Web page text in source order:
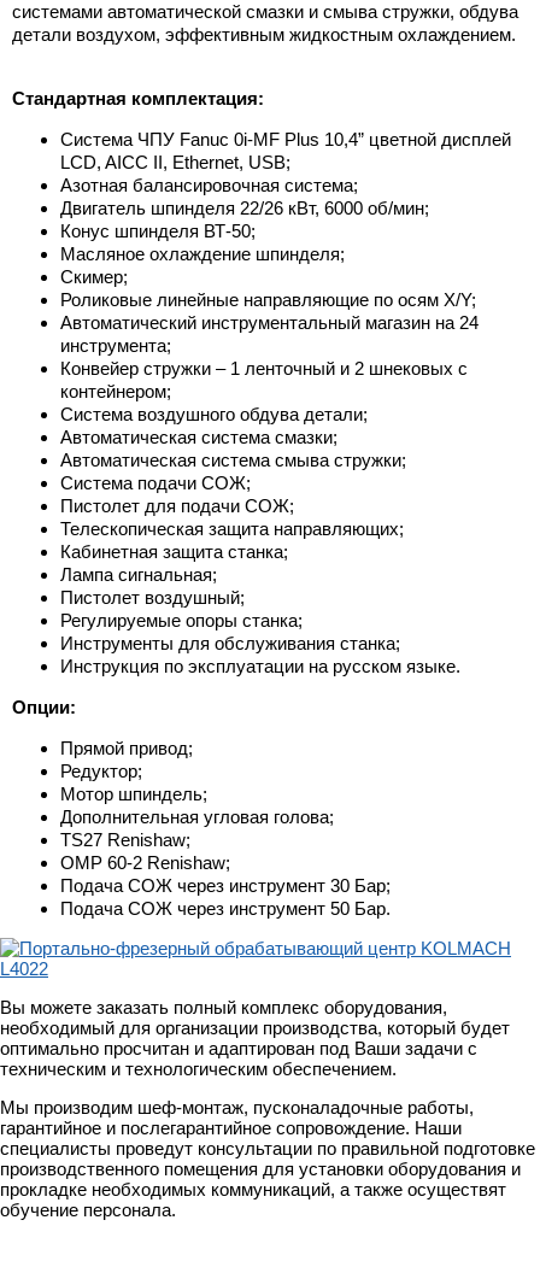
системами автоматической смазки и смыва стружки, обдува
детали воздухом, эффективным жидкостным охлаждением.
Стандартная комплектация:
Система ЧПУ Fanuc 0i-MF Plus 10,4” цветной дисплей
LCD, AICC II, Ethernet, USB;
Азотная балансировочная система;
Двигатель шпинделя 22/26 кВт, 6000 об/мин;
Конус шпинделя ВТ-50;
Масляное охлаждение шпинделя;
Скимер;
Роликовые линейные направляющие по осям X/Y;
Автоматический инструментальный магазин на 24
инструмента;
Конвейер стружки – 1 ленточный и 2 шнековых с
контейнером;
Система воздушного обдува детали;
Автоматическая система смазки;
Автоматическая система смыва стружки;
Система подачи СОЖ;
Пистолет для подачи СОЖ;
Телескопическая защита направляющих;
Кабинетная защита станка;
Лампа сигнальная;
Пистолет воздушный;
Регулируемые опоры станка;
Инструменты для обслуживания станка;
Инструкция по эксплуатации на русском языке.
Опции:
Прямой привод;
Редуктор;
Мотор шпиндель;
Дополнительная угловая голова;
TS27 Renishaw;
OMP 60-2 Renishaw;
Подача СОЖ через инструмент 30 Бар;
Подача СОЖ через инструмент 50 Бар.
Вы можете заказать полный комплекс оборудования,
необходимый для организации производства, который будет
оптимально просчитан и адаптирован под Ваши задачи с
техническим и технологическим обеспечением.
Мы производим шеф-монтаж, пусконаладочные работы,
гарантийное и послегарантийное сопровождение. Наши
специалисты проведут консультации по правильной подготовке
производственного помещения для установки оборудования и
прокладке необходимых коммуникаций, а также осуществят
обучение персонала.